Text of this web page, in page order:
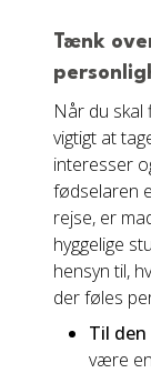
Tænk
Når du skal
vigtigt at
interesser
fødselaren
rejse, er
hyggelige
hensyn til,
der føles
Til
være